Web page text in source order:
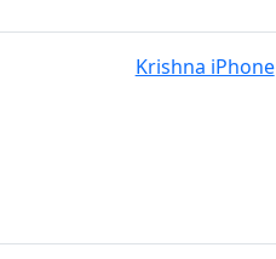
Krishna iPhone